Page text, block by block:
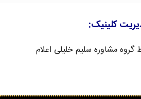
کلینیک:
مشاوره سلیم خلیلی اعلام